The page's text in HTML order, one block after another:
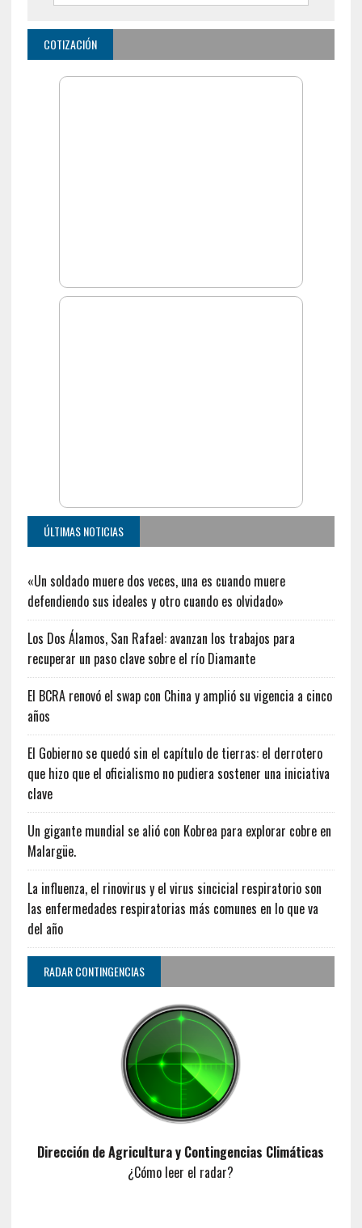
COTIZACIÓN
ÚLTIMAS NOTICIAS
«Un soldado muere dos veces, una es cuando muere
defendiendo sus ideales y otro cuando es olvidado»
Los Dos Álamos, San Rafael: avanzan los trabajos para
recuperar un paso clave sobre el río Diamante
El BCRA renovó el swap con China y amplió su vigencia a cinco
años
El Gobierno se quedó sin el capítulo de tierras: el derrotero
que hizo que el oficialismo no pudiera sostener una iniciativa
clave
Un gigante mundial se alió con Kobrea para explorar cobre en
Malargüe.
La influenza, el rinovirus y el virus sincicial respiratorio son
las enfermedades respiratorias más comunes en lo que va
del año
RADAR CONTINGENCIAS
Dirección de Agricultura y Contingencias Climáticas
¿Cómo leer el radar?